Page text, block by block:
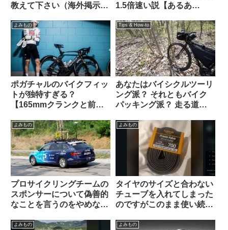
教えて下さい（海外掲示板
モデルの使用感】
1.5倍速い説【あるあ
よみもの
ポガチャルのバイクフィッ
トが独特すぎる？
【165mmクランクと前傾
Tips & How-to
あなたはバイシクルツーリ
ング派？ それともバイク
パッキング派？ 走る道の
備を考える
よみもの
プロサイクリングチームの
スポンサーについて偽善的
なことを言うのをやめなさ
オン観察）
よみもの
タイヤのサイズと合わない
チューブを入れてしまった
のですがこのまま使い続け
外掲示板より）
よみもの よみもの